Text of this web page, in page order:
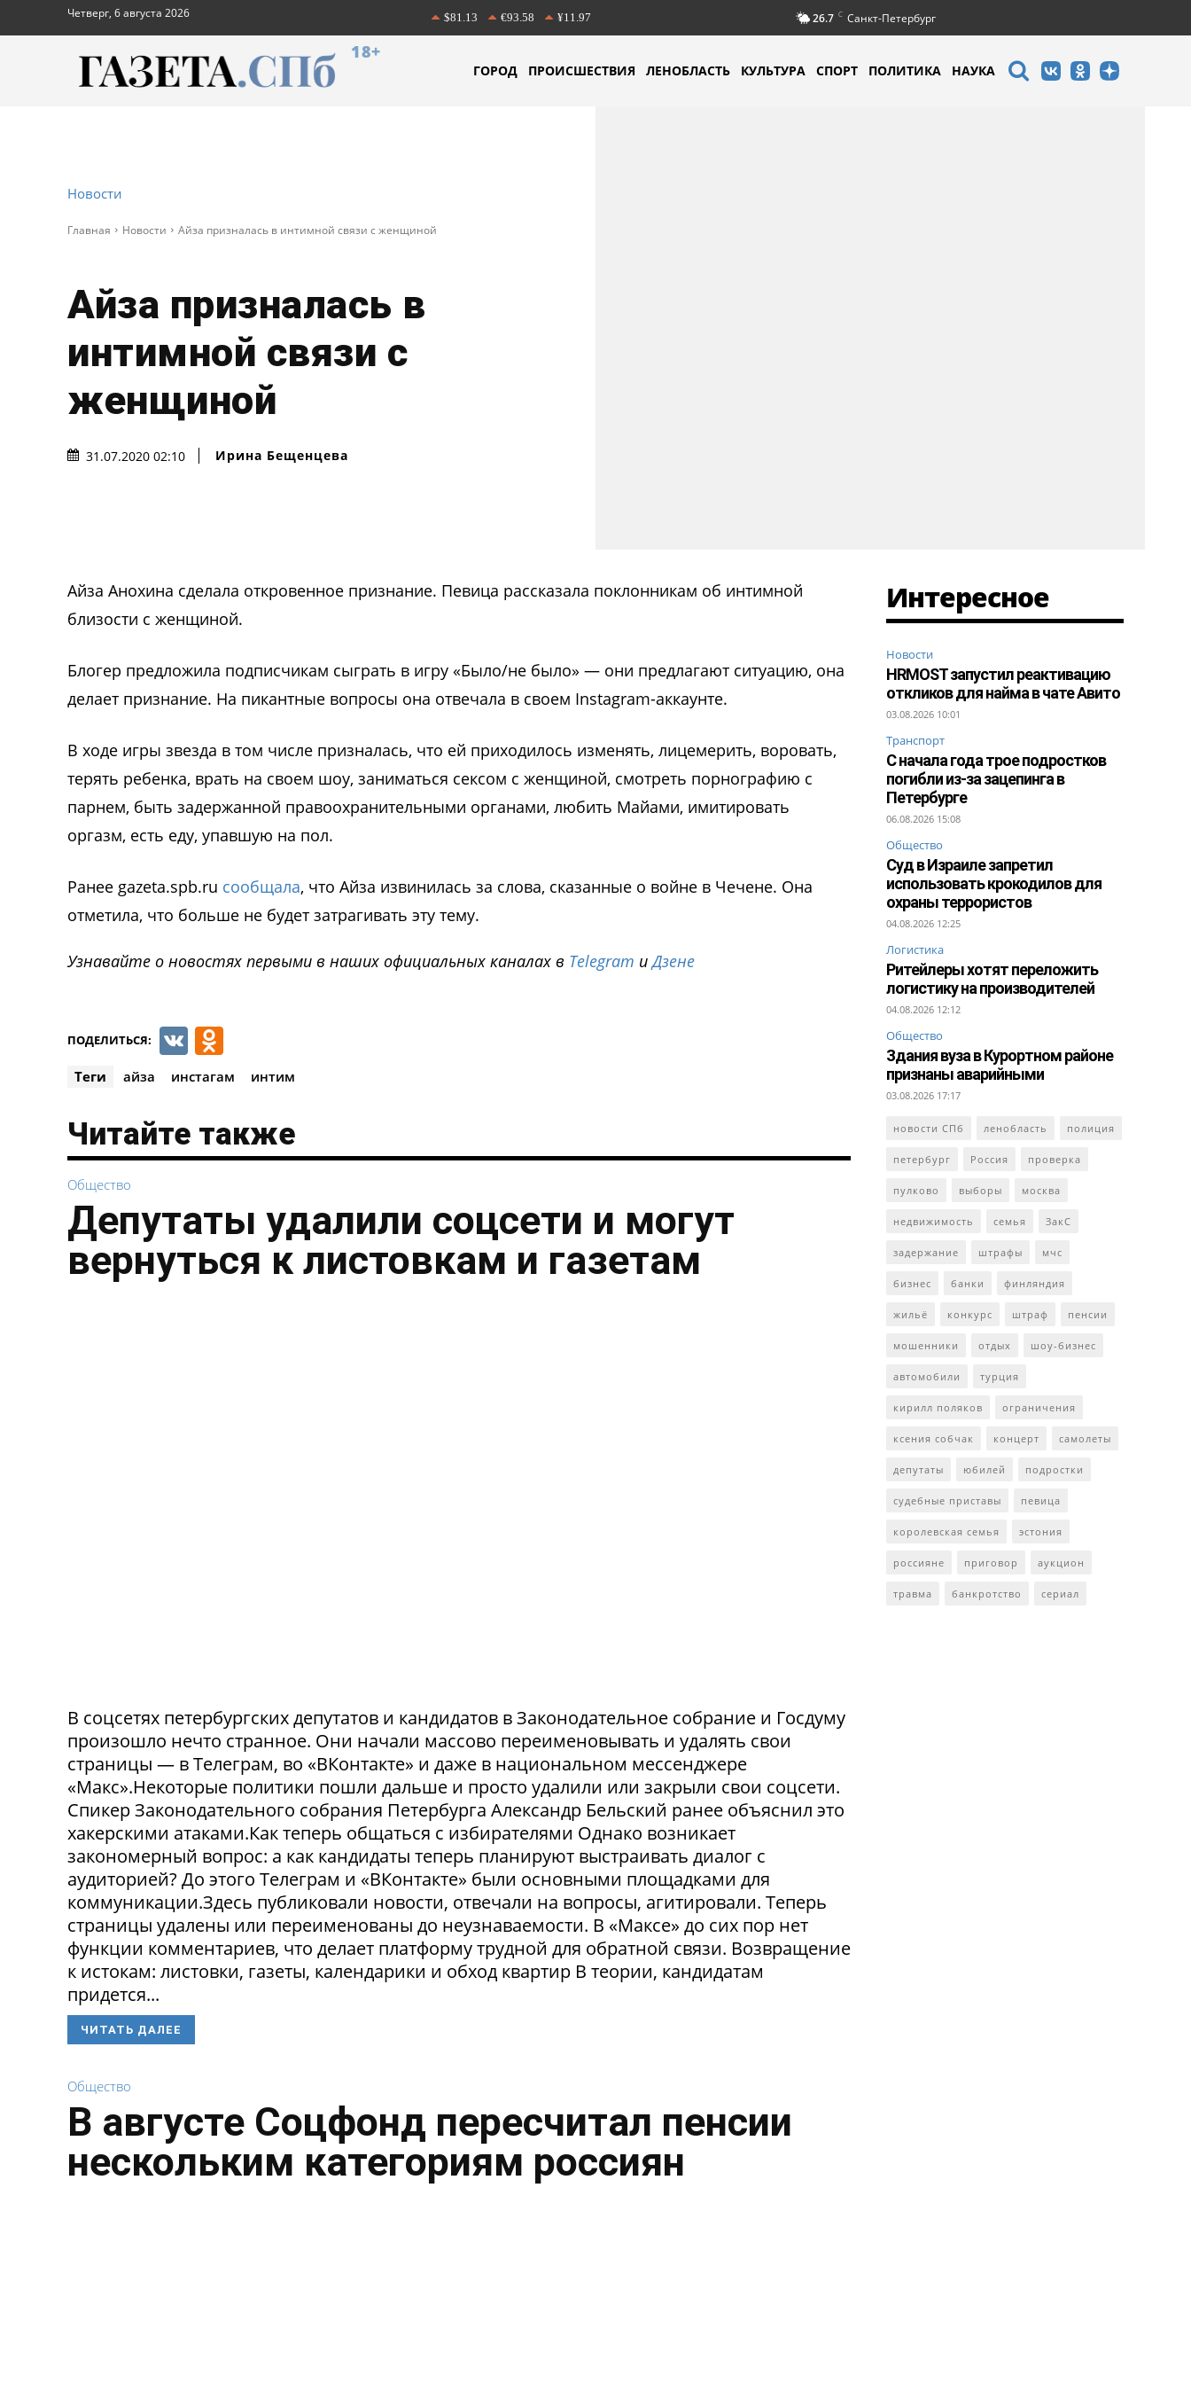
Четверг, 6 августа 2026 $81.13 €93.58 ¥11.97 26.7 C Санкт-Петербург
18+
ГОРОД ПРОИСШЕСТВИЯ ЛЕНОБЛАСТЬ КУЛЬТУРА СПОРТ ПОЛИТИКА НАУКА
Новости
Главная Новости Айза призналась в интимной связи с женщиной
Айза призналась в
интимной связи с
женщиной
31.07.2020 02:10 Ирина Бещенцева
Айза Анохина сделала откровенное признание. Певица рассказала поклонникам об интимной
близости с женщиной.
Блогер предложила подписчикам сыграть в игру «Было/не было» — они предлагают ситуацию, она
делает признание. На пикантные вопросы она отвечала в своем Instagram-аккаунте.
В ходе игры звезда в том числе призналась, что ей приходилось изменять, лицемерить, воровать,
терять ребенка, врать на своем шоу, заниматься сексом с женщиной, смотреть порнографию с
парнем, быть задержанной правоохранительными органами, любить Майами, имитировать
оргазм, есть еду, упавшую на пол.
Ранее gazeta.spb.ru сообщала, что Айза извинилась за слова, сказанные о войне в Чечене. Она
отметила, что больше не будет затрагивать эту тему.
Узнавайте о новостях первыми в наших официальных каналах в Telegram иДзене
ПОДЕЛИТЬСЯ: VK
Теги айза инстагам интим
Читайте также
Общество
Депутаты удалили соцсети и могут
вернуться к листовкам и газетам
В соцсетях петербургских депутатов и кандидатов в Законодательное собрание и Госдуму
произошло нечто странное. Они начали массово переименовывать и удалять свои
страницы — в Телеграм, во «ВКонтакте» и даже в национальном мессенджере
«Макс».Некоторые политики пошли дальше и просто удалили или закрыли свои соцсети.
Спикер Законодательного собрания Петербурга Александр Бельский ранее объяснил это
хакерскими атаками.Как теперь общаться с избирателями Однако возникает
закономерный вопрос: а как кандидаты теперь планируют выстраивать диалог с
аудиторией? До этого Телеграм и «ВКонтакте» были основными площадками для
коммуникации.Здесь публиковали новости, отвечали на вопросы, агитировали. Теперь
страницы удалены или переименованы до неузнаваемости. В «Максе» до сих пор нет
функции комментариев, что делает платформу трудной для обратной связи. Возвращение
к истокам: листовки, газеты, календарики и обход квартир В теории, кандидатам
придется...
ЧИТАТЬ ДАЛЕЕ
Общество
В августе Соцфонд пересчитал пенсии
нескольким категориям россиян
Интересное
Новости
HRMOST запустил реактивацию
откликов для найма в чате Авито
03.08.2026 10:01
Транспорт
С начала года трое подростков
погибли из-за зацепинга в
Петербурге
06.08.2026 15:08
Общество
Суд в Израиле запретил
использовать крокодилов для
охраны террористов
04.08.2026 12:25
Логистика
Ритейлеры хотят переложить
логистику на производителей
04.08.2026 12:12
Общество
Здания вуза в Курортном районе
признаны аварийными
03.08.2026 17:17
новости СПб ленобласть полиция
петербург Россия проверка
пулково выборы москва
недвижимость семья ЗакС
задержание штрафы мчс
бизнес банки финляндия
жильё конкурс штраф пенсии
мошенники отдых шоу-бизнес
автомобили турция
кирилл поляков ограничения
ксения собчак концерт самолеты
депутаты юбилей подростки
судебные приставы певица
королевская семья эстония
россияне приговор аукцион
травма банкротство сериал